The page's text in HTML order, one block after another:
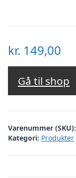
kr. 149,00
Gå til shop
Varenummer (SKU):
Kategori: Produkter